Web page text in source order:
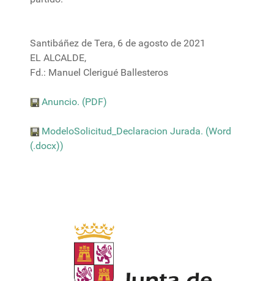
Santibáñez de Tera, 6 de agosto de 2021
EL ALCALDE,
Fd.: Manuel Clerigué Ballesteros
Anuncio. (PDF)
ModeloSolicitud_Declaracion Jurada. (Word
(.docx))